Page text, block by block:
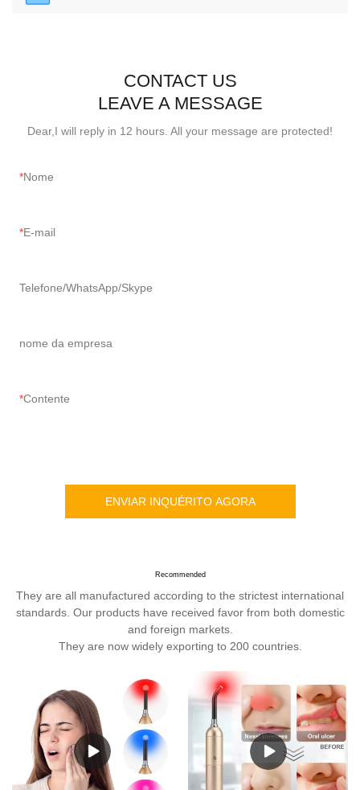
CONTACT US
LEAVE A MESSAGE
Dear,I will reply in 12 hours. All your message are protected!
Nome
E-mail
Telefone/WhatsApp/Skype
nome da empresa
Contente
ENVIAR INQUÉRITO AGORA
Recommended
They are all manufactured according to the strictest international
standards. Our products have received favor from both domestic
and foreign markets.
They are now widely exporting to 200 countries.